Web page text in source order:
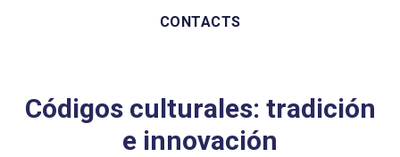
CONTACTS
Códigos culturales: tradición
e innovación